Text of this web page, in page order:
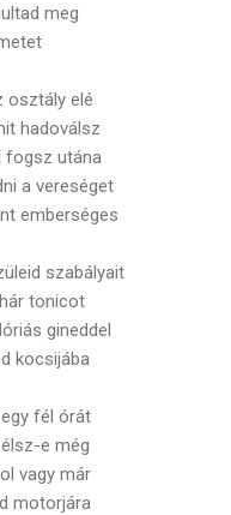
meg
osztály elé
hadoválsz
fogsz utána
a vereséget
emberséges
szabályait
tonicot
gineddel
kocsijába
fél órát
e még
vagy már
motorjára